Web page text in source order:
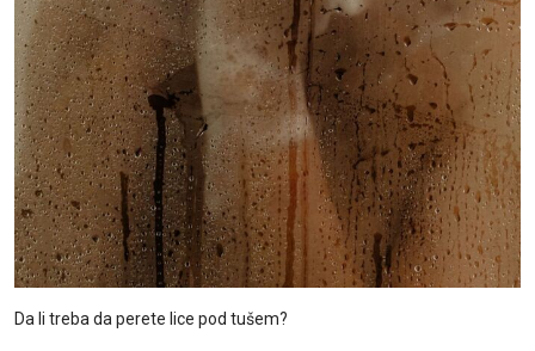
Da li treba da perete lice pod tušem?